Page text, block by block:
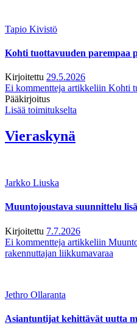
Tapio Kivistö
Kohti tuottavuuden parempaa
Kirjoitettu 29.5.2026
Ei kommentteja artikkeliin Kohti
Pääkirjoitus
Lisää toimitukselta
Vieraskynä
Jarkko Liuska
Muuntojoustava suunnittelu
Kirjoitettu 7.7.2026
Ei kommentteja artikkeliin
rakennuttajan liikkumavaraa
Jethro Ollaranta
Asiantuntijat kehittävät uutta